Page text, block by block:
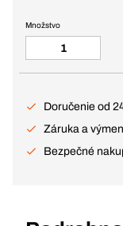
Množstvo
Doručenie od
Záruka a
Bezpečné